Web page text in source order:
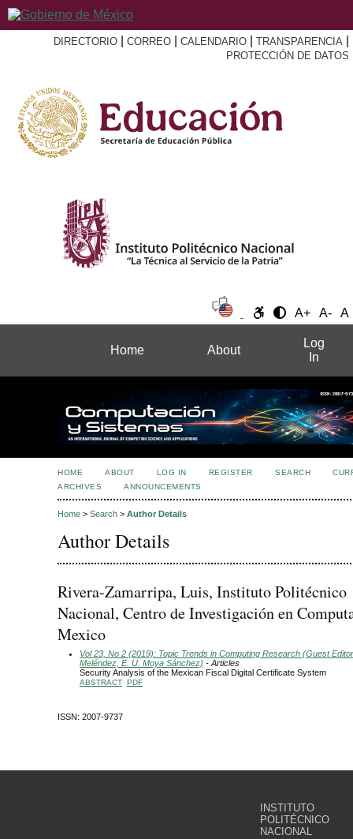
DIRECTORIO CORREO CALENDARIO TRANSPARENCIA
PROTECCIÓN DE DATOS
A+ A- A
Home About
Log
In
HOME ABOUT LOG IN REGISTER SEARCH
ARCHIVES
ANNOUNCEMENTS
Home > Search > Author Details
Author Details
Rivera-Zamarripa, Luis, Instituto Politécnico
Nacional, Centro de Investigación en
Mexico
Vol 23, No 2 (2019): Topic Trends in Computing Research (Guest
Meléndez, E. U. Moya Sánchez) - Articles
Security Analysis of the Mexican Fiscal Digital Certificate System
ABSTRACT PDF
ISSN: 2007-9737
INSTITUTO
POLITÉCNICO
NACIONAL